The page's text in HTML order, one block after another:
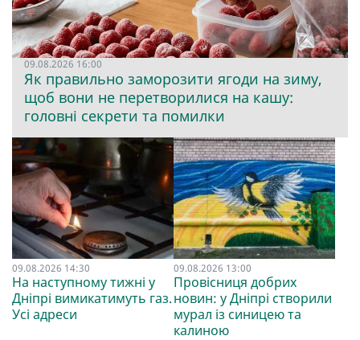
09.08.2026 16:00
Як правильно заморозити ягоди на зиму,
щоб вони не перетворилися на кашу:
головні секрети та помилки
09.08.2026 14:30
На наступному тижні у
Дніпрі вимикатимуть газ.
Усі адреси
09.08.2026 13:00
Провісниця добрих
новин: у Дніпрі створили
мурал із синицею та
калиною